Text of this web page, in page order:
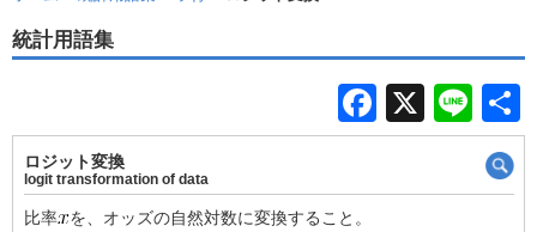
統計用語集
F
a
X
Li
n
e
ロジット変換
logit transformation of data
比率 を、オッズの自然対数に変換すること。